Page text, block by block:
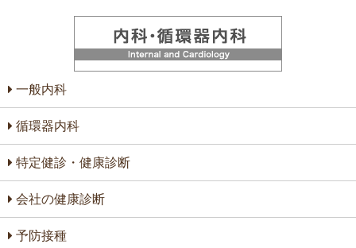
一般内科
循環器内科
特定健診・健康診断
会社の健康診断
予防接種